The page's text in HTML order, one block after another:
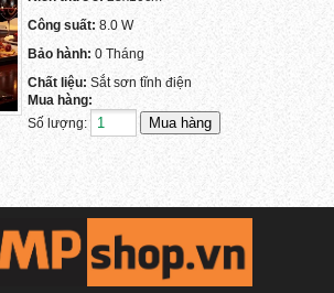
Công suất: 8.0 W
Bảo hành: 0 Tháng
Chất liệu: Sắt sơn tĩnh điện
Mua hàng:
Số lượng: